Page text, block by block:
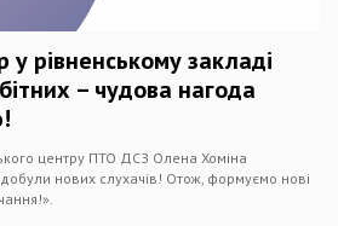
у рівненському закладі
– чудова нагода
центру ПТО ДСЗ Олена Хоміна
нових слухачів! Отож, формуємо нові